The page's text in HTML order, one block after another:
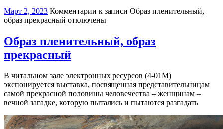
Март 2, 2023 Комментарии к записи Образ пленительный,
образ прекрасный отключены
Образ пленительный, образ
прекрасный
В читальном зале электронных ресурсов (4-01М)
экспонируется выставка, посвященная представительницам
самой прекрасной половины человечества – женщинам –
вечной загадке, которую пытались и пытаются разгадать